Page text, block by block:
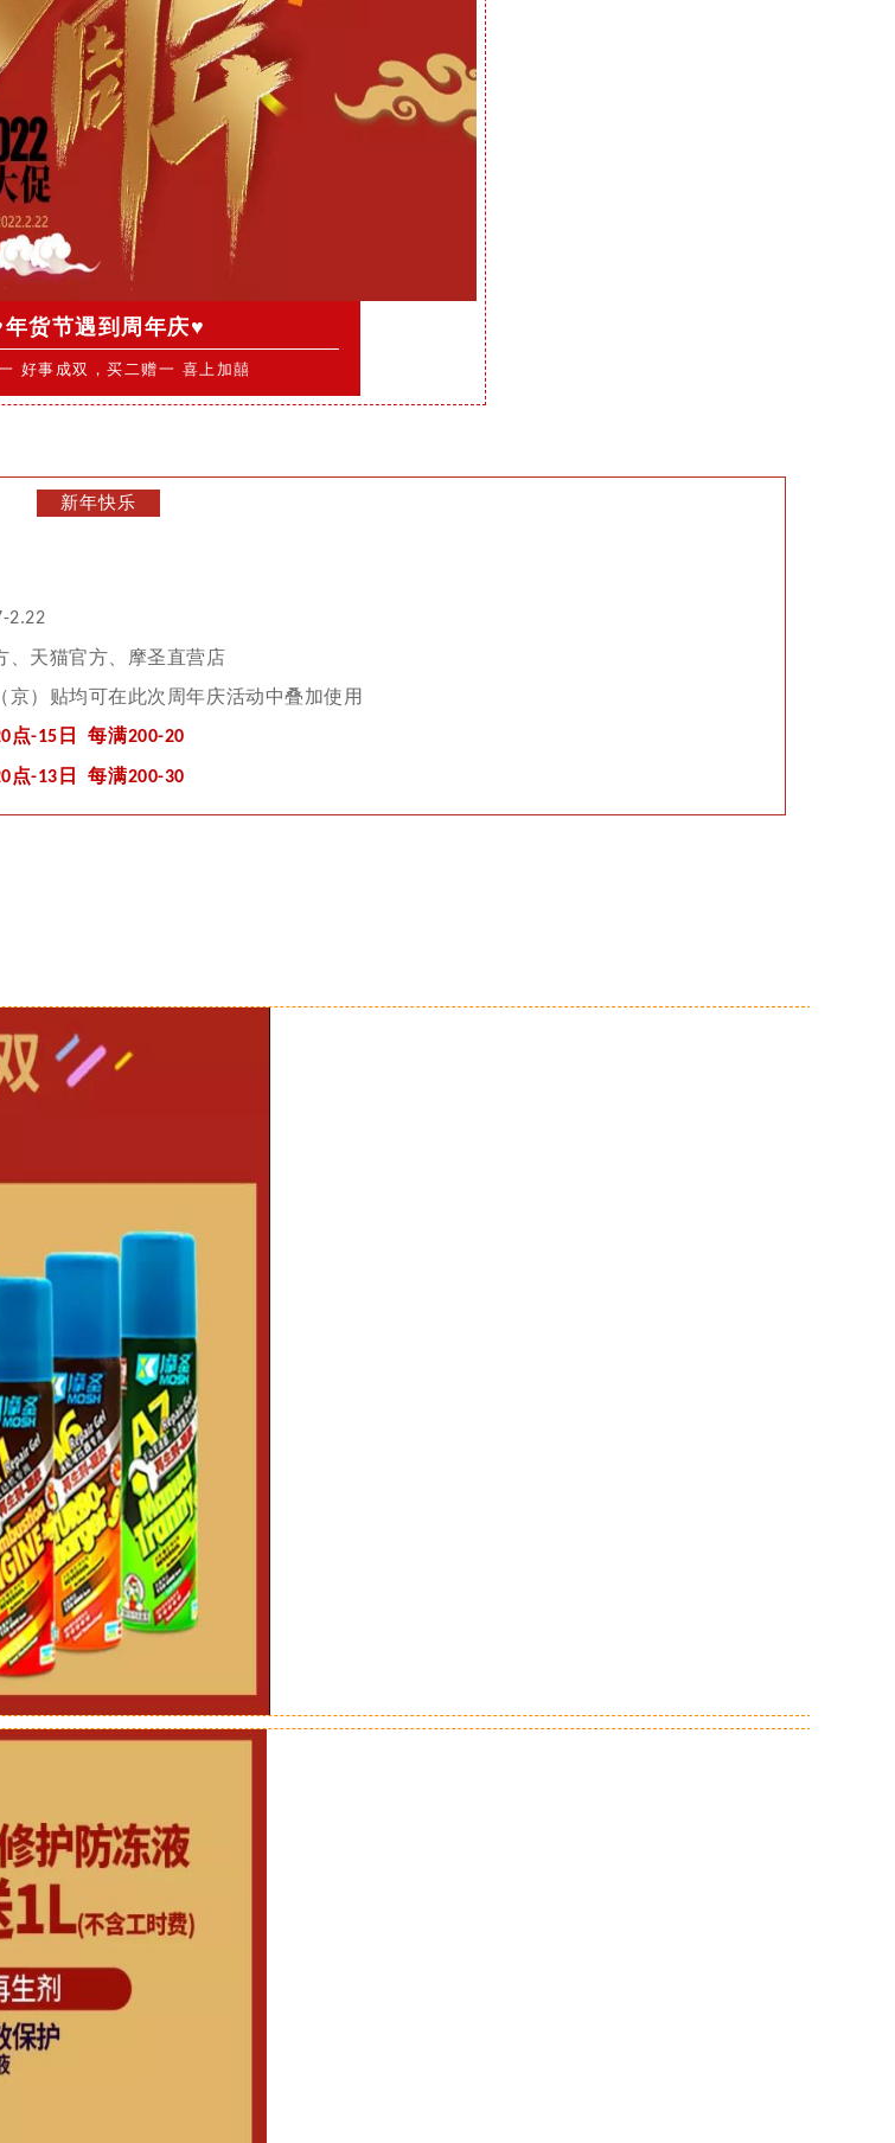
货节遇到周年庆♥
好事成双，买二赠一 喜上加囍
新年快乐
-2.22
、天猫官方 、摩圣直营店
京）贴均可在此次周年庆活动中叠加使用
点-15 日 每满200-20
点-13 日 每满200-30